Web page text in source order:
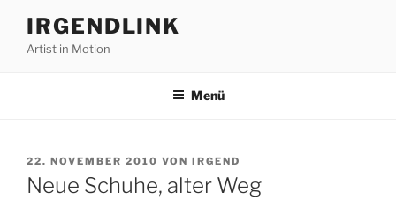
Inhalt
springen
IRGENDLINK
Artist in Motion
Menü
VERÖFFENTLICHT
AM
22. NOVEMBER 2010 VON IRGEND
Neue Schuhe, alter Weg